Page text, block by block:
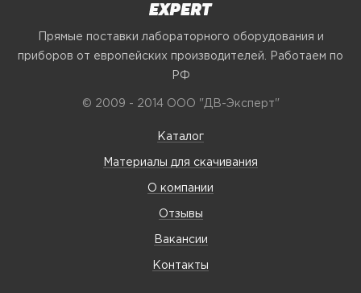
Прямые поставки лабораторного оборудования и
приборов от европейских производителей. Работаем по
РФ
© 2009 - 2014 ООО "ДВ-Эксперт"
Каталог
Материалы для скачивания
О компании
Отзывы
Вакансии
Контакты